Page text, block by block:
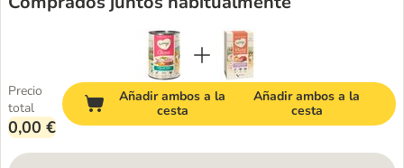
Precio
total
0,00 €
Añadir ambos a la
cesta
Añadir ambos a la
cesta